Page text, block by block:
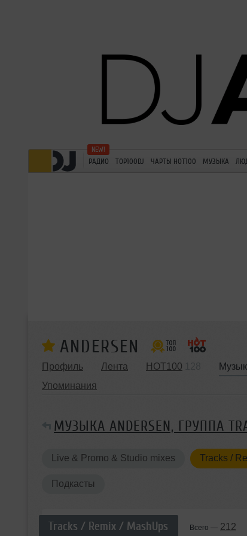
РАДИО TOP100DJ ЧАРТЫ HOT100 МУЗЫКА
ANDERSEN
Профиль Лента HOT100
Упоминания
МУЗЫКА ANDERSEN, ГРУППА
Live & Promo & Studio mixes Tracks /
Подкасты
Tracks / Remix / MashUps Всего — 212